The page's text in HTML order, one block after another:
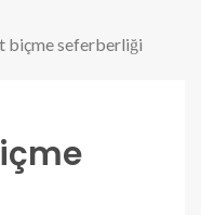
biçme seferberliği